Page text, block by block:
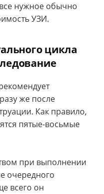
нужное обычно
УЗИ.
цикла
же после
Как правило,
пятые-восьмые
при выполнении
очередного
всего он